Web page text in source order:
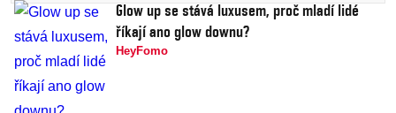
Glow up se stává luxusem, proč mladí lidé
říkají ano glow downu?
HeyFomo